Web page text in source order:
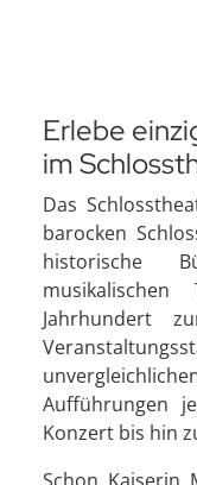
Erlebe
im
Das
barocken
historische
Jahrhundert
Aufführungen
Konzert bis hin
Schon Kaiserin